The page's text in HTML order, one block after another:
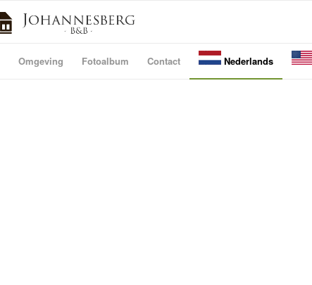
Omgeving Fotoalbum Contact Nederlands